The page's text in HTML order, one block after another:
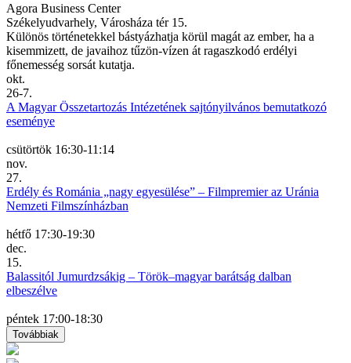
Agora Business Center
Székelyudvarhely, Városháza tér 15.
Különös történetekkel bástyázhatja körül magát az ember, ha a
kisemmizett, de javaihoz tűzön-vízen át ragaszkodó erdélyi
főnemesség sorsát kutatja.
okt.
26-7.
A Magyar Összetartozás Intézetének sajtónyilvános bemutatkozó
eseménye
csütörtök 16:30-11:14
nov.
27.
Erdély és Románia „nagy egyesülése” – Filmpremier az Uránia
Nemzeti Filmszínházban
hétfő 17:30-19:30
dec.
15.
Balassitól Jumurdzsákig – Török–magyar barátság dalban
elbeszélve
péntek 17:00-18:30
Továbbiak